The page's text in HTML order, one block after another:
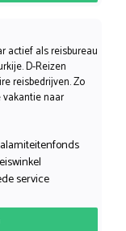
actief als reisbureau
D-Reizen
reisbedrijven. Zo
naar
service